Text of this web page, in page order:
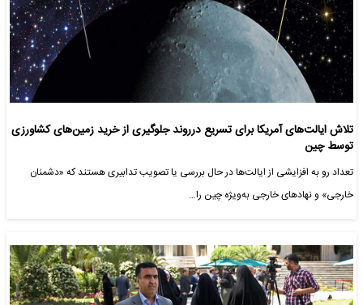
تلاش ایالت‌های آمریکا برای تسریع درروند جلوگیری از خرید زمین‌های کشاورزی
توسط چین
تعداد رو به افزایشی از ایالت‌ها در حال بررسی یا تصویب تدابیری هستند که «دشمنان
خارجی» و نهادهای خارجی به‌ویژه چین را…